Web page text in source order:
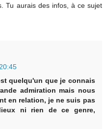
Tu aurais des infos, à ce sujet
quelqu'un que je connais
admiration mais nous
en relation, je ne suis pas
ni rien de ce genre,